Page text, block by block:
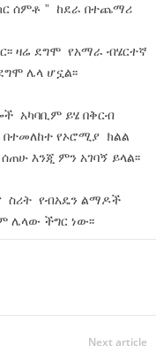
ሰምቶ ” ከደራ በተጨማሪ
ዛሬ ደግሞ የአማራ ብሄርተኛ
ሌላ ሆኗል፡፡
አካባቢም ይሄ በቅርብ
በተመለከተ የኦሮሚያ ክልል
እንጂ ምን አገባኝ ይላል፡፡
ስሪት የብአዴን ልማዶች
ሌላው ችግር ነው፡፡
Next article